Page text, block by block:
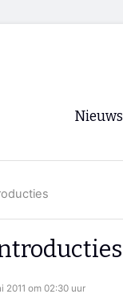
Nieuws
RSS
2011 om 02:30 uur